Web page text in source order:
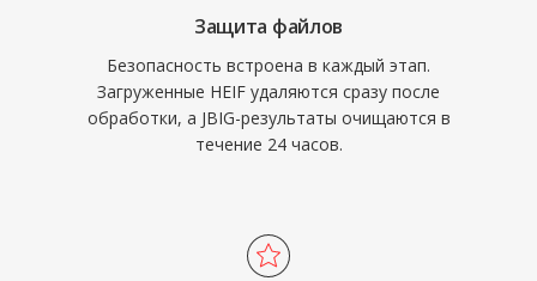
Защита файлов
Безопасность встроена в каждый этап.
Загруженные HEIF удаляются сразу после
обработки, а JBIG-результаты очищаются в
течение 24 часов.